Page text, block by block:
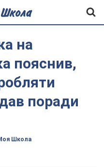
на
пояснив,
поради
Школа